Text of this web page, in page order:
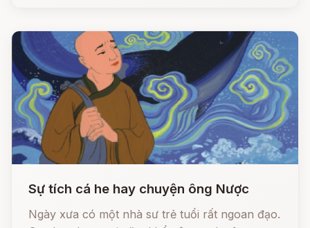
Sự tích cá he hay chuyện ông Nược
Ngày xưa có một nhà sư trẻ tuổi rất ngoan đạo.